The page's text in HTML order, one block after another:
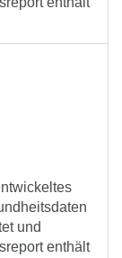
und
enthält